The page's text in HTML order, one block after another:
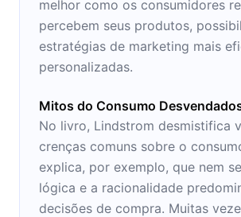
melhor como os consumidores
percebem seus produtos,
estratégias de marketing mais
personalizadas.
Mitos do Consumo
No livro, Lindstrom desmistifica
crenças comuns sobre o
explica, por exemplo, que nem
lógica e a racionalidade
decisões de compra. Muitas